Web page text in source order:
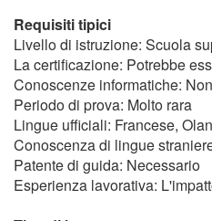
Requisiti tipici
Livello di istruzione: Scuola
La certificazione: Potrebbe
Conoscenze informatiche:
Periodo di prova: Molto rara
Lingue ufficiali: Francese,
Conoscenza di lingue
Patente di guida: Necessario
Esperienza lavorativa: